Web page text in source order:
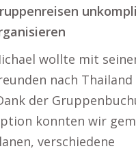
wollte mit
nach Thailand
der
konnten wir
verschiedene